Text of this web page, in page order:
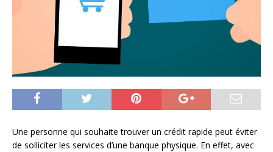
Une personne qui souhaite trouver un crédit rapide peut éviter
de solliciter les services d’une banque physique. En effet, avec